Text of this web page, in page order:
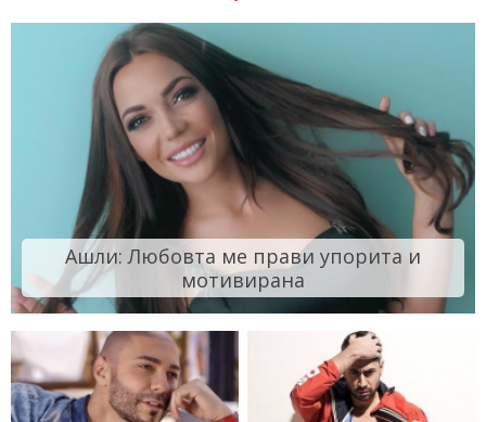
Ашли: Любовта ме прави упорита и
мотивирана